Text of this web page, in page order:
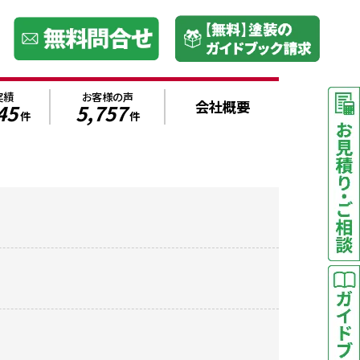
績
件
お客様の声
5,757件 会社概要